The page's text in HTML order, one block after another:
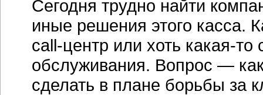
Сегодня трудно найти
иные решения этого касса.
call-центр или хоть какая-то
обслуживания. Вопрос —
сделать в плане борьбы за